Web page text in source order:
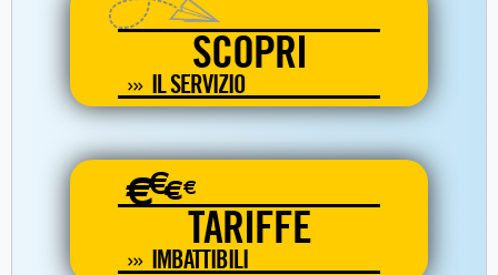
SCOPRI
IL SERVIZIO
€€€€
TARIFFE
IMBATTIBILI